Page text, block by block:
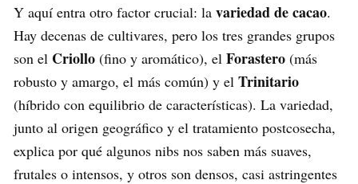
Y aquí entra otro factor crucial: la variedad de cacao.
Hay decenas de cultivares, pero los tres grandes grupos
son el Criollo (fino y aromático), el Forastero (más
robusto y amargo, el más común) y el Trinitario
(híbrido con equilibrio de características). La variedad,
junto al origen geográfico y el tratamiento postcosecha,
explica por qué algunos nibs nos saben más suaves,
frutales o intensos, y otros son densos, casi astringentes